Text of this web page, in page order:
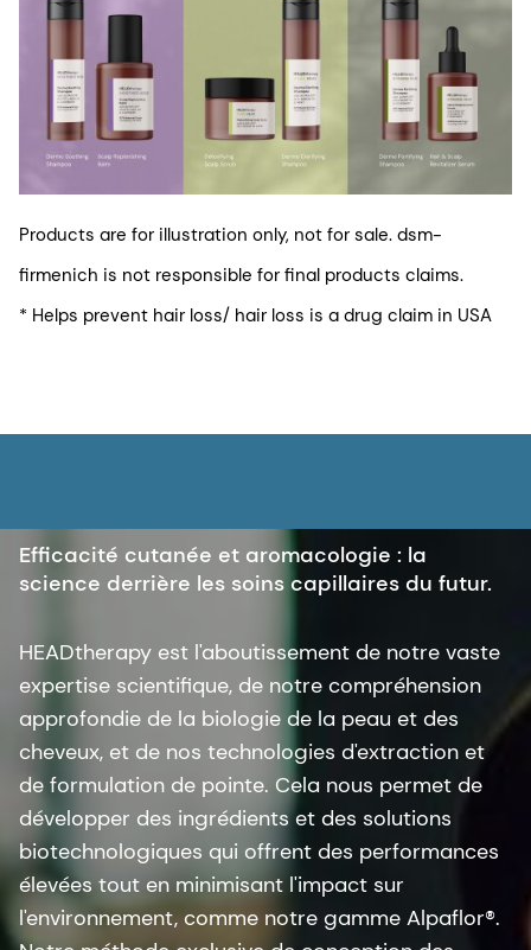
Products are for illustration only, not for sale. dsm-
firmenich is not responsible for final products claims.
* Helps prevent hair loss/ hair loss is a drug claim in USA
Efficacité cutanée et aromacologie : la
science derrière les soins capillaires du futur.
HEADtherapy est l'aboutissement de notre vaste
expertise scientifique, de notre compréhension
approfondie de la biologie de la peau et des
cheveux, et de nos technologies d'extraction et
de formulation de pointe. Cela nous permet de
développer des ingrédients et des solutions
biotechnologiques qui offrent des performances
élevées tout en minimisant l'impact sur
l'environnement, comme notre gamme Alpaflor®.